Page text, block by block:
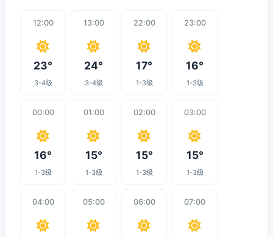
12:00
23°
3-4级
13:00
24°
3-4级
22:00
17°
1-3级
23:00
16°
1-3级
00:00
16°
1-3级
01:00
15°
1-3级
02:00
15°
1-3级
03:00
15°
1-3级
04:00 05:00 06:00 07:00